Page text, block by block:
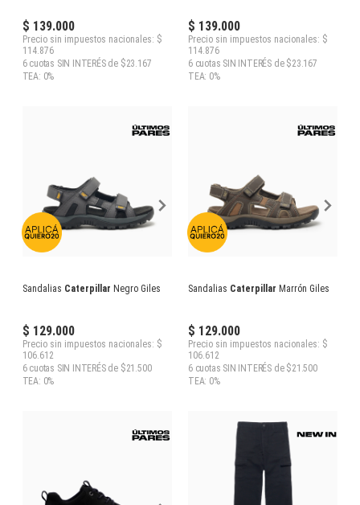
$ 139.000
Precio sin impuestos nacionales: $
114.876
6 cuotas SIN INTERÉS de $23.167
TEA: 0%
$ 139.000
Precio sin impuestos nacionales: $
114.876
6 cuotas SIN INTERÉS de $23.167
TEA: 0%
Sandalias Caterpillar Negro Giles
$ 129.000
Precio sin impuestos nacionales: $
106.612
6 cuotas SIN INTERÉS de $21.500
TEA: 0%
Sandalias Caterpillar Marrón Giles
$ 129.000
Precio sin impuestos nacionales: $
106.612
6 cuotas SIN INTERÉS de $21.500
TEA: 0%